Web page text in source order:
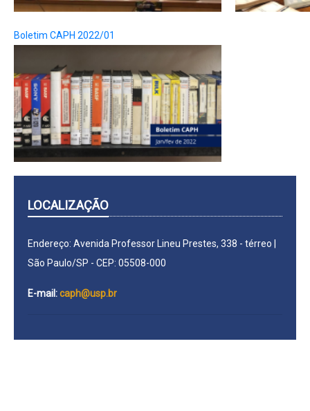
Boletim CAPH 2022/01
LOCALIZAÇÃO
Endereço: Avenida Professor Lineu Prestes, 338 - térreo |
São Paulo/SP - CEP: 05508-000
E-mail:caph@usp.br